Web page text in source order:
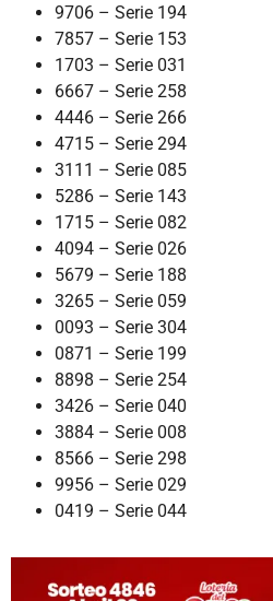
9706 – Serie 194
7857 – Serie 153
1703 – Serie 031
6667 – Serie 258
4446 – Serie 266
4715 – Serie 294
3111 – Serie 085
5286 – Serie 143
1715 – Serie 082
4094 – Serie 026
5679 – Serie 188
3265 – Serie 059
0093 – Serie 304
0871 – Serie 199
8898 – Serie 254
3426 – Serie 040
3884 – Serie 008
8566 – Serie 298
9956 – Serie 029
0419 – Serie 044